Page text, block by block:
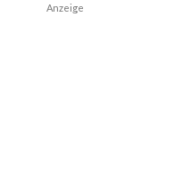
Anzeige